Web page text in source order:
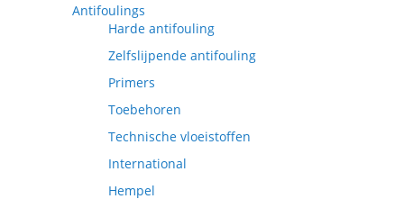
Antifoulings
Harde antifouling
Zelfslijpende antifouling
Primers
Toebehoren
Technische vloeistoffen
International
Hempel